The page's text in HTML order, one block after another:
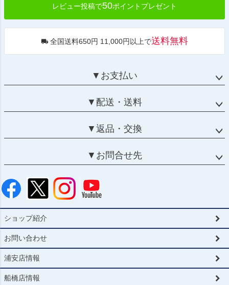
レビュー投稿で50ポイントプレゼント
全国送料650円 11,000円以上で送料無料
▼お支払い
▼配送・送料
▼返品・交換
▼お問合せ先
ショップ紹介
お問い合わせ
浦安店情報
船橋店情報